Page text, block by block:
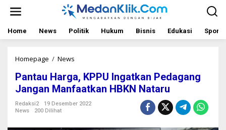
t
Home News Politik Hukum Bisnis Edukasi Sport
Homepage / News
n
t
a
u
Pantau Harga, KPPU Ingatkan Pedagang
Jangan Manfaatkan HBKN Nataru
Redaksi2
19 Desember 2022
News
200 Dilihat